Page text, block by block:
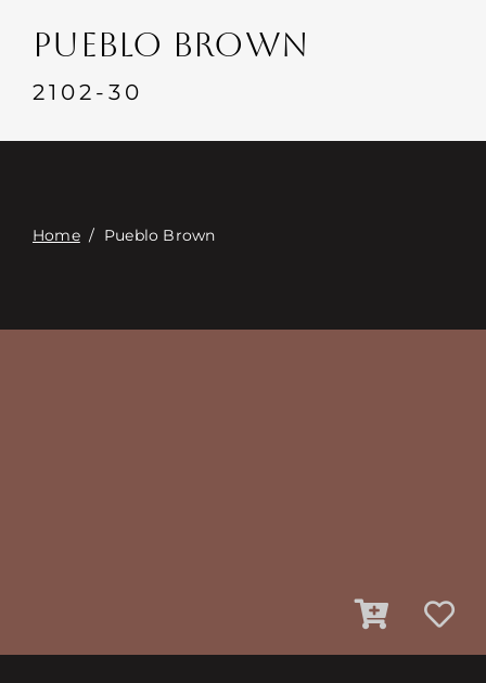
События
Связаться с
PUEBLO BROWN
2102-30
Home/ Pueblo Brown